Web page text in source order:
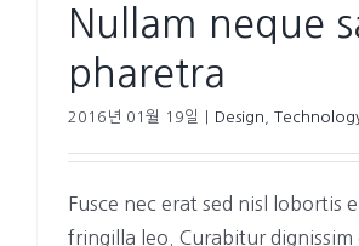
Nullam neque
pharetra
2016년 01월 19일 Design
Fusce nec erat sed nisl lobortis
fringilla leo. Curabitur